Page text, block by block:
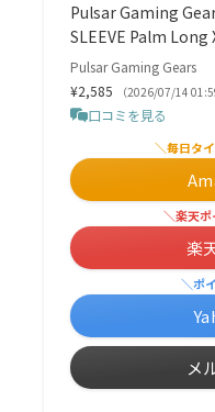
Pulsar Gaming
SLEEVE Palm Long
Pulsar Gaming Gears
¥2,585
（2026/07/14
口コミを見る
＼毎日タ
＼楽天
楽
＼ポ
メ